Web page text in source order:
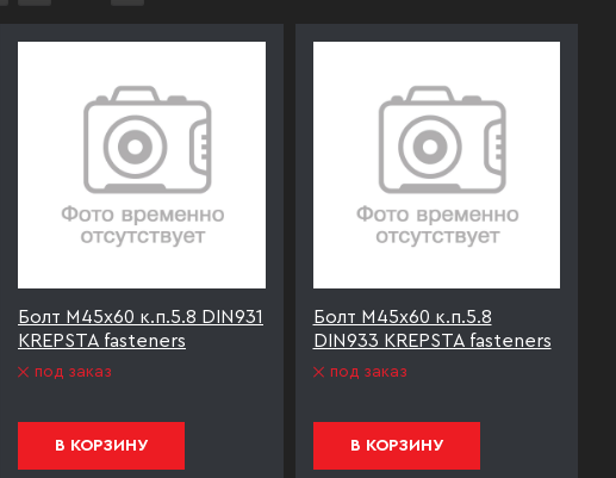
Болт М45х60 к.п.5.8 DIN931
KREPSTA fasteners
под заказ
В КОРЗИНУ
Болт М45х60 к.п.5.8
DIN933 KREPSTA fasteners
под заказ
В КОРЗИНУ